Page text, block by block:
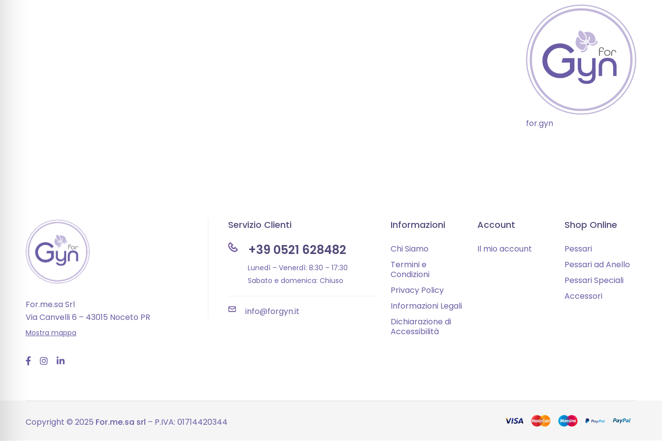
for.gyn
For.me.sa Srl
Via Canvelli 6 – 43015 Noceto PR
Mostra mappa
Servizio Clienti
+39 0521 628482
Lunedì – Venerdì: 8:30 – 17:30
Sabato e domenica: Chiuso
info@forgyn.it
Informazioni
Chi Siamo
Termini e
Condizioni
Privacy Policy
Informazioni Legali
Dichiarazione di
Accessibilità
Account
Il mio account
Shop Online
Pessari
Pessari ad Anello
Pessari Speciali
Accessori
Copyright © 2025 For.me.sa srl – P.IVA: 01714420344